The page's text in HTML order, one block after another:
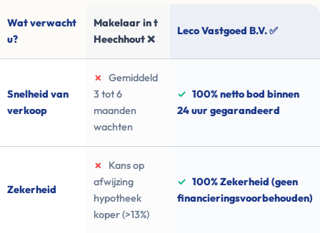
Wat verwacht
u?
Makelaar in t
Heechhout ❌
Leco Vastgoed B.V. ✅
Snelheid van
verkoop
✗
Gemiddeld
3 tot 6
maanden
wachten
✓ 100% netto bod binnen
24 uur gegarandeerd
Zekerheid
✗
Kans op
afwijzing
hypotheek
koper (>13%)
✓ 100% Zekerheid (geen
financieringsvoorbehouden)